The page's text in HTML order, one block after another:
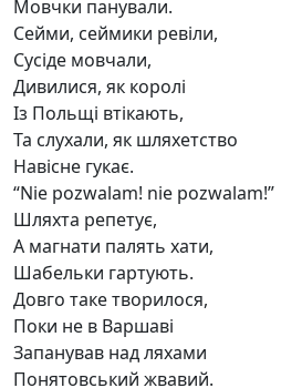
Мовчки панували.
Сейми, сеймики ревіли,
Сусіде мовчали,
Дивилися, як королі
Із Польщі втікають,
Та слухали, як шляхетство
Навісне гукає.
“Nie pozwalam! nie pozwalam!”
Шляхта репетує,
А магнати палять хати,
Шабельки гартують.
Довго таке творилося,
Поки не в Варшаві
Запанував над ляхами
Понятовський жвавий.